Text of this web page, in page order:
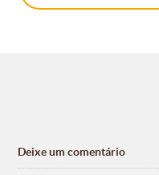
Deixe um comentário